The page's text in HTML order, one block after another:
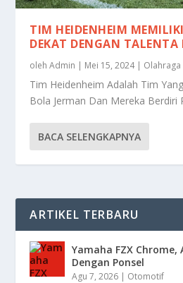
TIM HEIDENHEIM
DEKAT DENGAN TALENTA
olehAdmin | Mei 15, 2024| Olahraga
Tim Heidenheim Adalah Tim
Bola Jerman Dan Mereka Berdiri
BACA SELENGKAPNYA
ARTIKEL TERBARU
Yamaha FZX Chrome,
Dengan Ponsel
Agu 7, 2026 | Otomotif